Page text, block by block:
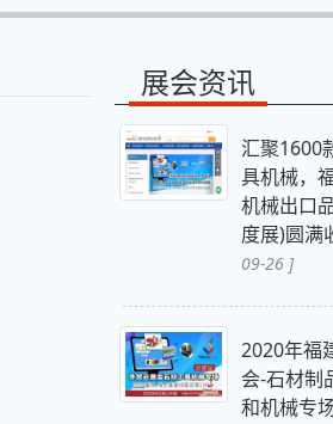
展会资讯
汇聚1600
具机械，
机械出口
度展)圆满
09-26 ]
2020年福
会-石材制
和机械专